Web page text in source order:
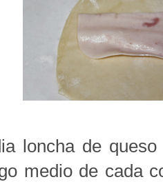
loncha de
medio de cada